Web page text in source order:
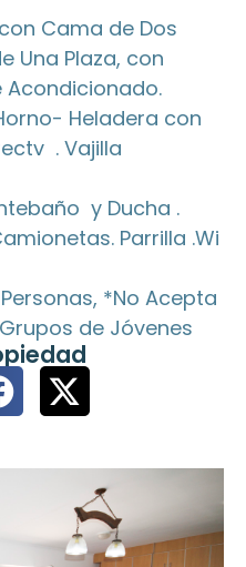
Cama de Dos
Una Plaza, con
Acondicionado.
Heladera con
. Vajilla
y Ducha .
Parrilla .Wi
*No Acepta
de Jóvenes